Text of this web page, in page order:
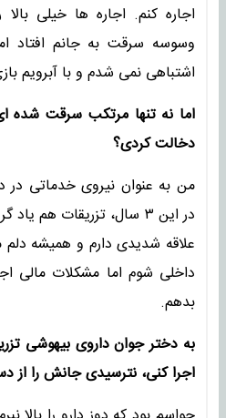
اجاره کنم. اجاره ها خیلی
وسوسه سرقت به جانم افتاد
اشتباهی نمی شدم و با آبرویم
اما نه تنها مرتکب سرقت شده
دخالت کردی؟
من به عنوان نیروی خدماتی در
در این ۳ سال، تزریقات هم
علاقه شدیدی دارم و همیشه
داخلی شوم اما مشکلات مالی
بدهم.
به دختر جوان داروی بیهوشی
اجرا کنی، نترسیدی جانش را از